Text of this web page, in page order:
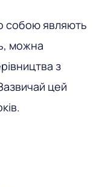
собою являють
можна
з
цей